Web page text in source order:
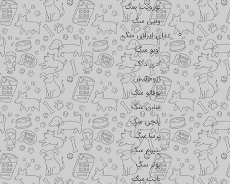
یوروپت سگ
ونپی سگ
غذای ایرانی سگ
اونو سگ
آدی داگ
اروماتیش
بوفالو سگ
سلبن سگ
پتچی سگ
پرسا سگ
پتیوم سگ
پولر سگ
تاپت سگ